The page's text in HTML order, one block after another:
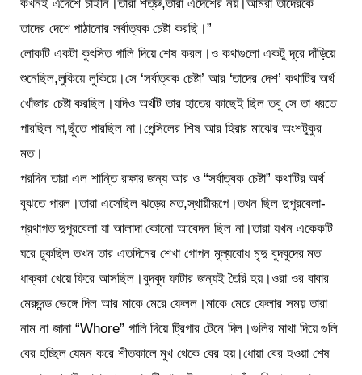
কখনই এদেশে চাইনি।তারা শত্রু,তারা এদেশের নয়।আমরা তাদেরকে
তাদের দেশে পাঠানোর সর্বাত্বক চেষ্টা করছি।”
লোকটি একটা কুৎসিত গালি দিয়ে শেষ করল।ও কথাগুলো একটু দূরে দাঁড়িয়ে
শুনেছিল,লুকিয়ে লুকিয়ে।সে ‘সর্বাত্বক চেষ্টা’ আর ‘তাদের দেশ’ কথাটির অর্থ
খোঁজার চেষ্টা করছিল।যদিও অর্থটি তার হাতের কাছেই ছিল তবু সে তা ধরতে
পারছিল না,ছুঁতে পারছিল না।পেন্সিলের শিষ আর হিরার মাঝের অংশটুকুর
মত।
পরদিন তারা এল শান্তি রক্ষার জন্য আর ও “সর্বাত্বক চেষ্টা” কথাটির অর্থ
বুঝতে পারল।তারা এসেছিল ঝড়ের মত,স্থায়ীরূপে।তখন ছিল দুপুরবেলা-
প্রথাগত দুপুরবেলা যা আলাদা কোনো আবেদন ছিল না।তারা যখন একেকটি
ঘরে ঢুকছিল তখন তার এতদিনের শেখা গোপন মূল্যবোধ মৃদু বুদবুদের মত
ধাক্কা খেয়ে ফিরে আসছিল।বুদবুদ ফাটার জন্যই তৈরি হয়।ওরা ওর বাবার
মেরুদন্ড ভেঙ্গে দিল আর মাকে মেরে ফেলল।মাকে মেরে ফেলার সময় তারা
নাম না জানা “Whore” গালি দিয়ে ট্রিগার টেনে দিল।গুলির মাথা দিয়ে গুলি
বের হচ্ছিল যেমন করে শীতকালে মুখ থেকে বের হয়।ধোয়া বের হওয়া শেষ